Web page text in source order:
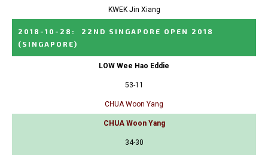
KWEK Jin Xiang
2018-10-28 :
22ND SINGAPORE OPEN 2018
(SINGAPORE)
LOW Wee Hao Eddie
53-11
CHUA Woon Yang
CHUA Woon Yang
34-30